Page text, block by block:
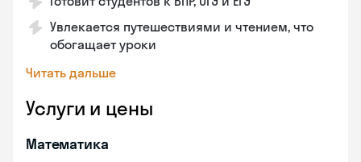
Увлекается путешествиями и чтением, что
обогащает уроки
Читать дальше
Услуги и цены
Математика